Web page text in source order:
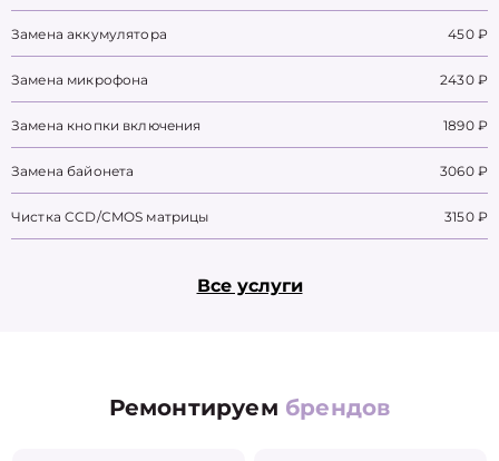
Замена аккумулятора 450 ₽
Замена микрофона 2430 ₽
Замена кнопки включения 1890 ₽
Замена байонета 3060 ₽
Чистка CCD/CMOS матрицы 3150 ₽
Все услуги
Ремонтируем брендов